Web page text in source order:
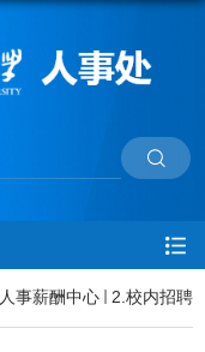
人事薪酬中心 2.校内招聘